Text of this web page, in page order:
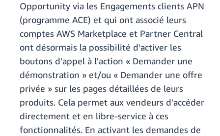
Opportunity via les Engagements clients APN
(programme ACE) et qui ont associé leurs
comptes AWS Marketplace et Partner Central
ont désormais la possibilité d'activer les
boutons d'appel à l'action « Demander une
démonstration » et/ou « Demander une offre
privée » sur les pages détaillées de leurs
produits. Cela permet aux vendeurs d'accéder
directement et en libre-service à ces
fonctionnalités. En activant les demandes de